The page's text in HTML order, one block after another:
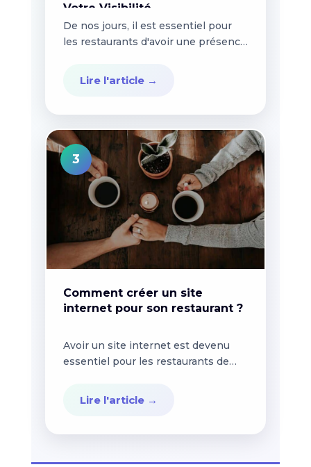
Votre Visibilité
De nos jours, il est essentiel pour
les restaurants d'avoir une présence
Lire l'article →
3
Comment créer un site
internet pour son restaurant ?
Avoir un site internet est devenu
essentiel pour les restaurants de
Lire l'article →